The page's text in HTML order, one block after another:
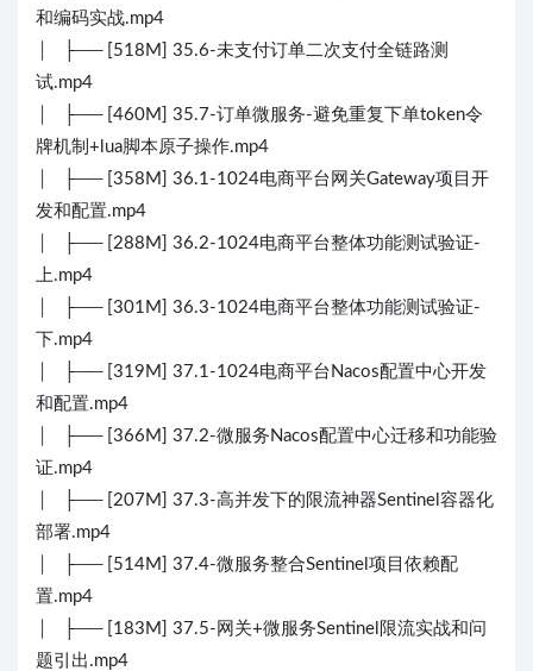
和编码实战.mp4
│ ├── [518M] 35.6-未支付订单二次支付全链路测
试.mp4
│ ├── [460M] 35.7-订单微服务-避免重复下单token令
牌机制+lua脚本原子操作.mp4
│ ├── [358M] 36.1-1024电商平台网关Gateway项目开
发和配置.mp4
│ ├── [288M] 36.2-1024电商平台整体功能测试验证-
上.mp4
│ ├── [301M] 36.3-1024电商平台整体功能测试验证-
下.mp4
│ ├── [319M] 37.1-1024电商平台Nacos配置中心开发
和配置.mp4
│ ├── [366M] 37.2-微服务Nacos配置中心迁移和功能验
证.mp4
│ ├── [207M] 37.3-高并发下的限流神器Sentinel容器化
部署.mp4
│ ├── [514M] 37.4-微服务整合Sentinel项目依赖配
置.mp4
│ ├── [183M] 37.5-网关+微服务Sentinel限流实战和问
题引出.mp4